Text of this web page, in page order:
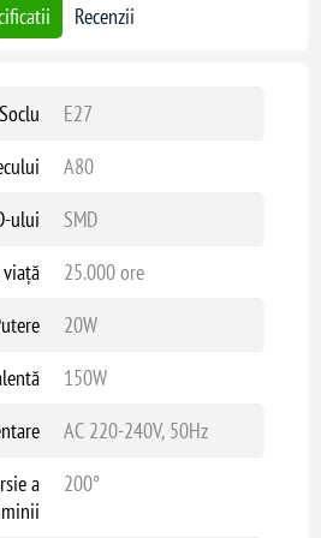
Recenzii
Soclu
E27
A80
ului
SMD
25.000 ore
20W
150W
AC 220-240V, 50Hz
a
200°